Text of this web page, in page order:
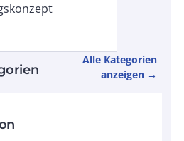
Alle Kategorien
anzeigen →